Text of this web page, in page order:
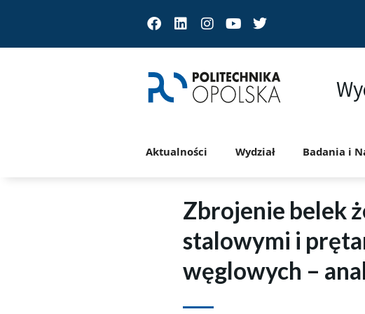
Facebook
LinkedinInstagram
YoutubeTwitter
Aktualności Wydział Badania i
Zbrojenie belek
stalowymi i
węglowych –